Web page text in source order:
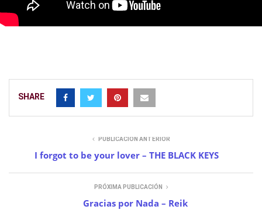
SHARE
PUBLICACIÓN ANTERIOR
I forgot to be your lover – THE BLACK KEYS
PRÓXIMA PUBLICACIÓN
Gracias por Nada – Reik